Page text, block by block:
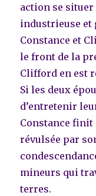
action se
industrieuse et
Constance et
le front de la
Clifford en est
Si les deux
d’entretenir
Constance finit
révulsée par
mineurs qui
terres.